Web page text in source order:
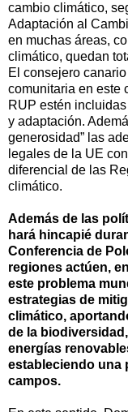
cambio climático,
Adaptación al
en muchas áreas,
climático, quedan
El consejero
comunitaria en este
RUP estén
y adaptación.
generosidad” las
legales de la UE
diferencial de las
climático.
Además de las
hará hincapié
Conferencia de
regiones actúen,
este problema
estrategias de
climático,
de la
energías
estableciendo una
campos.